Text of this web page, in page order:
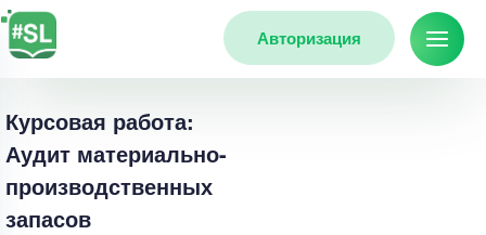
Авторизация
Курсовая работа:
Аудит материально-
производственных
запасов